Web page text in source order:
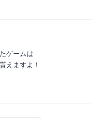
ゲームは
えますよ！